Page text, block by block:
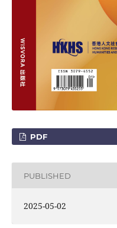
PDF
PUBLISHED
2025-05-02